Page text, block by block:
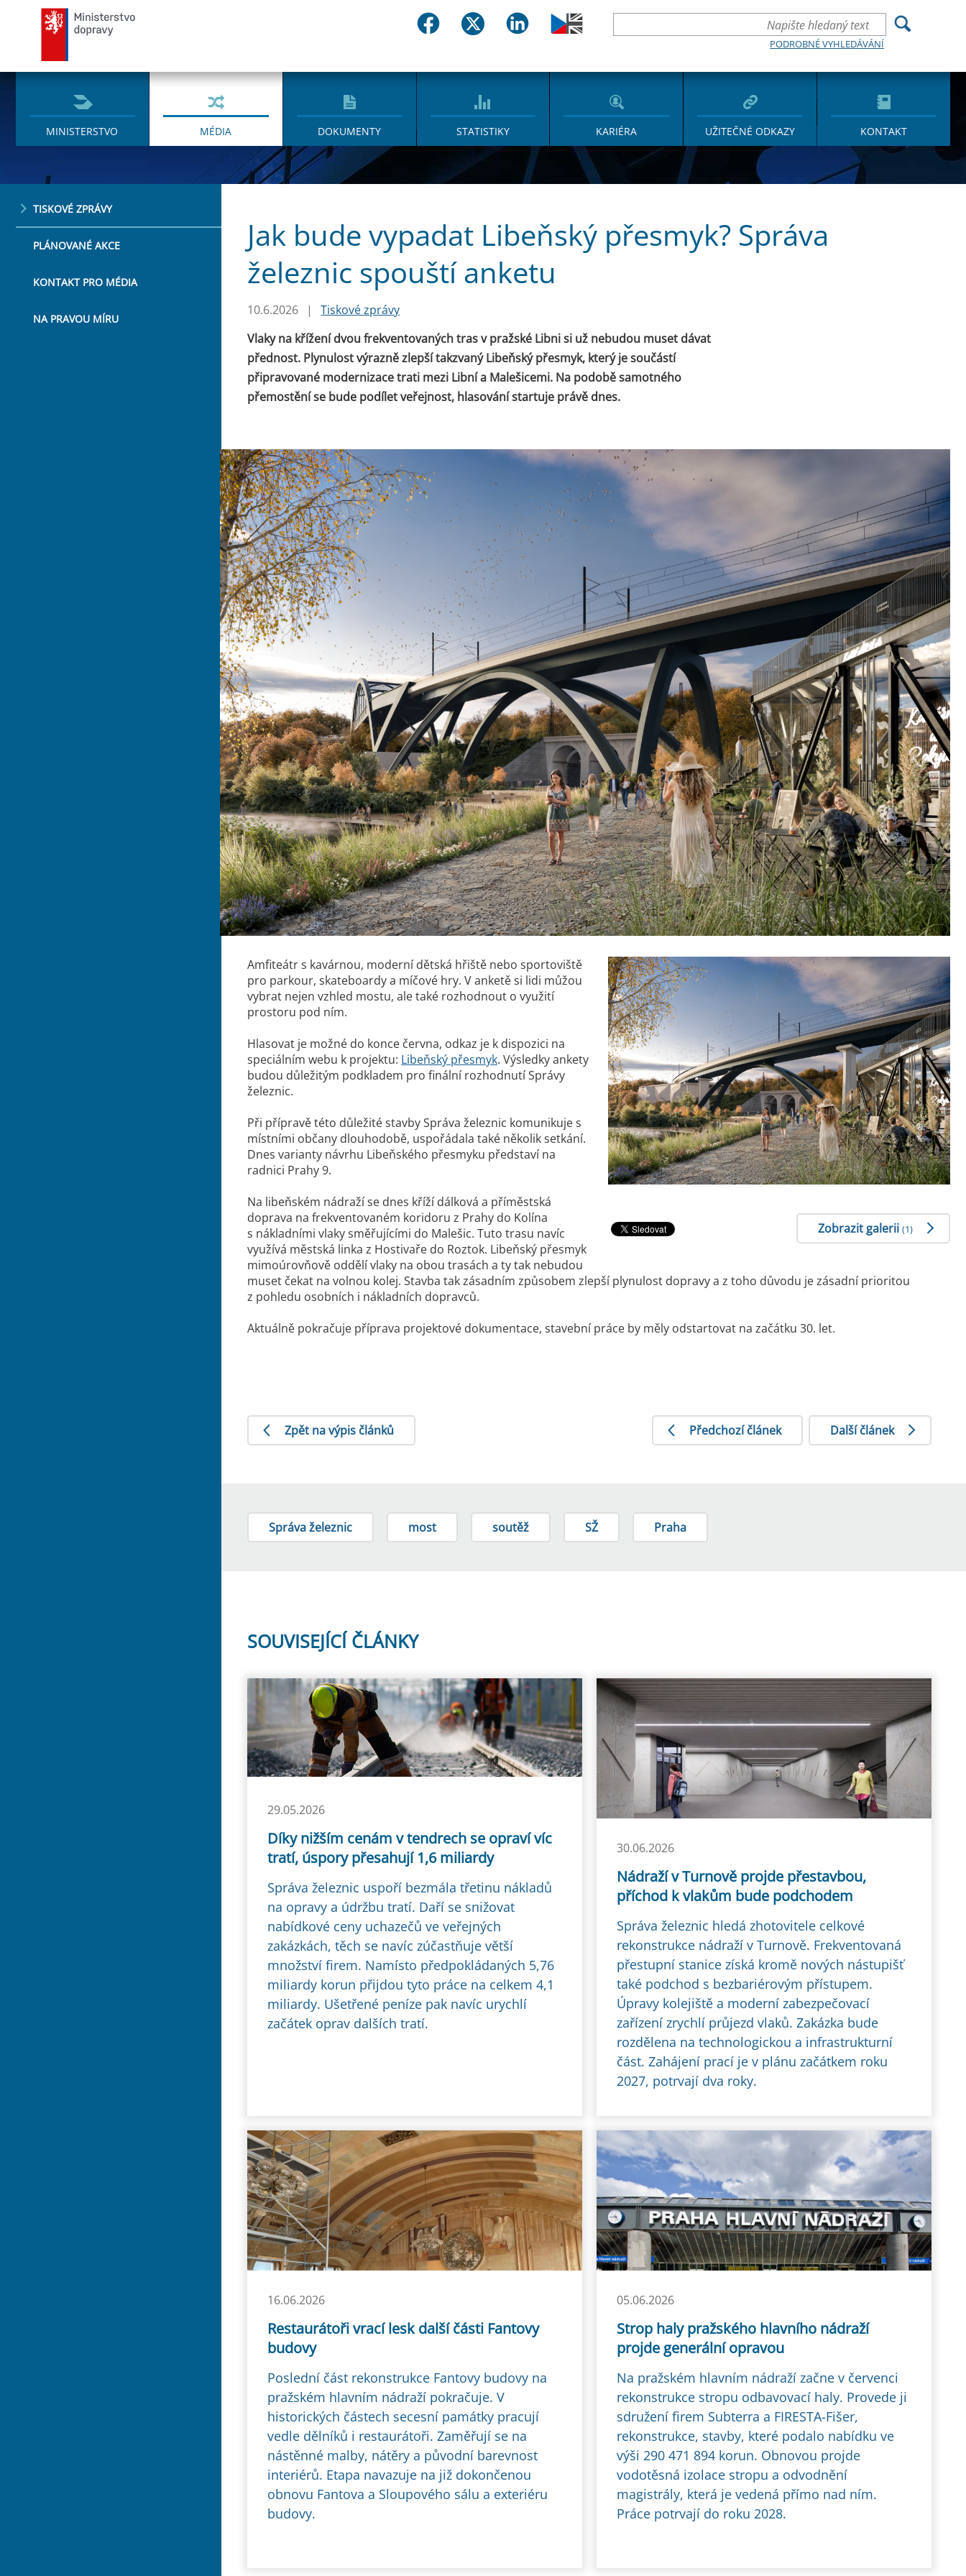
PODROBNÉ VYHLEDÁVÁNÍ
MINISTERSTVO MÉDIA DOKUMENTY STATISTIKY KARIÉRA UŽITEČNÉ ODKAZY KONTAKT
TISKOVÉ ZPRÁVY
PLÁNOVANÉ AKCE
KONTAKT PRO MÉDIA
NA PRAVOU MÍRU
Jak bude vypadat Libeňský přesmyk? Správa
železnic spouští anketu
10.6.2026 |
Tiskové zprávy
Vlaky na křížení dvou frekventovaných tras v pražské Libni si už nebudou muset dávat
přednost. Plynulost výrazně zlepší takzvaný Libeňský přesmyk, který je součástí
připravované modernizace trati mezi Libní a Malešicemi. Na podobě samotného
přemostění se bude podílet veřejnost, hlasování startuje právě dnes.
Zobrazit galerii (1)
Amfiteátr s kavárnou, moderní dětská hřiště nebo sportoviště
pro parkour, skateboardy a míčové hry. V anketě si lidi můžou
vybrat nejen vzhled mostu, ale také rozhodnout o využití
prostoru pod ním.
Hlasovat je možné do konce června, odkaz je k dispozici na
speciálním webu k projektu: Libeňský přesmyk. Výsledky ankety
budou důležitým podkladem pro finální rozhodnutí Správy
železnic.
Při přípravě této důležité stavby Správa železnic komunikuje s
místními občany dlouhodobě, uspořádala také několik setkání.
Dnes varianty návrhu Libeňského přesmyku představí na
radnici Prahy 9.
Na libeňském nádraží se dnes kříží dálková a příměstská
doprava na frekventovaném koridoru z Prahy do Kolína
s nákladními vlaky směřujícími do Malešic. Tuto trasu navíc
využívá městská linka z Hostivaře do Roztok. Libeňský přesmyk
mimoúrovňově oddělí vlaky na obou trasách a ty tak nebudou
muset čekat na volnou kolej. Stavba tak zásadním způsobem zlepší plynulost dopravy a z toho důvodu je zásadní prioritou
z pohledu osobních i nákladních dopravců.
Aktuálně pokračuje příprava projektové dokumentace, stavební práce by měly odstartovat na začátku 30. let.
Zpět na výpis článků Předchozí článek Další článek
Správa železnic most soutěž SŽ Praha
SOUVISEJÍCÍ ČLÁNKY
29.05.2026
Díky nižším cenám v tendrech se opraví víc
tratí, úspory přesahují 1,6 miliardy
Správa železnic uspoří bezmála třetinu nákladů
na opravy a údržbu tratí. Daří se snižovat
nabídkové ceny uchazečů ve veřejných
zakázkách, těch se navíc zúčastňuje větší
množství firem. Namísto předpokládaných 5,76
miliardy korun přijdou tyto práce na celkem 4,1
miliardy. Ušetřené peníze pak navíc urychlí
začátek oprav dalších tratí.
30.06.2026
Nádraží v Turnově projde přestavbou,
příchod k vlakům bude podchodem
Správa železnic hledá zhotovitele celkové
rekonstrukce nádraží v Turnově. Frekventovaná
přestupní stanice získá kromě nových nástupišť
také podchod s bezbariérovým přístupem.
Úpravy kolejiště a moderní zabezpečovací
zařízení zrychlí průjezd vlaků. Zakázka bude
rozdělena na technologickou a infrastrukturní
část. Zahájení prací je v plánu začátkem roku
2027, potrvají dva roky.
16.06.2026
Restaurátoři vrací lesk další části Fantovy
budovy
Poslední část rekonstrukce Fantovy budovy na
pražském hlavním nádraží pokračuje. V
historických částech secesní památky pracují
vedle dělníků i restaurátoři. Zaměřují se na
nástěnné malby, nátěry a původní barevnost
interiérů. Etapa navazuje na již dokončenou
obnovu Fantova a Sloupového sálu a exteriéru
budovy.
05.06.2026
Strop haly pražského hlavního nádraží
projde generální opravou
Na pražském hlavním nádraží začne v červenci
rekonstrukce stropu odbavovací haly. Provede ji
sdružení firem Subterra a FIRESTA-Fišer,
rekonstrukce, stavby, které podalo nabídku ve
výši 290 471 894 korun. Obnovou projde
vodotěsná izolace stropu a odvodnění
magistrály, která je vedená přímo nad ním.
Práce potrvají do roku 2028.